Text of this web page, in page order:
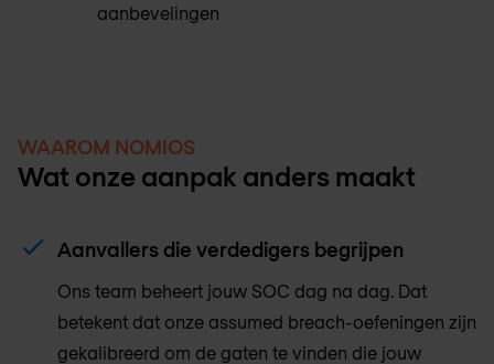
aanbevelingen
WAAROM NOMIOS
Wat onze aanpak anders maakt
Aanvallers die verdedigers begrijpen
Ons team beheert jouw SOC dag na dag. Dat
betekent dat onze assumed breach-oefeningen zijn
gekalibreerd om de gaten te vinden die jouw